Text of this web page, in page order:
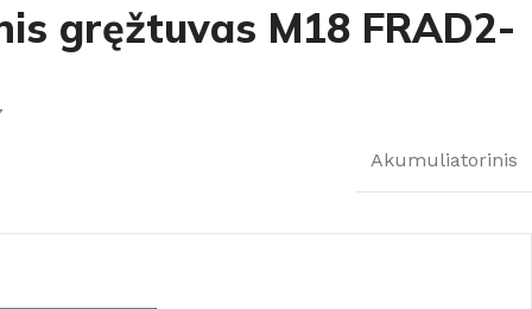
gręžtuvas M18 FRAD2-
Akumuliatorinis